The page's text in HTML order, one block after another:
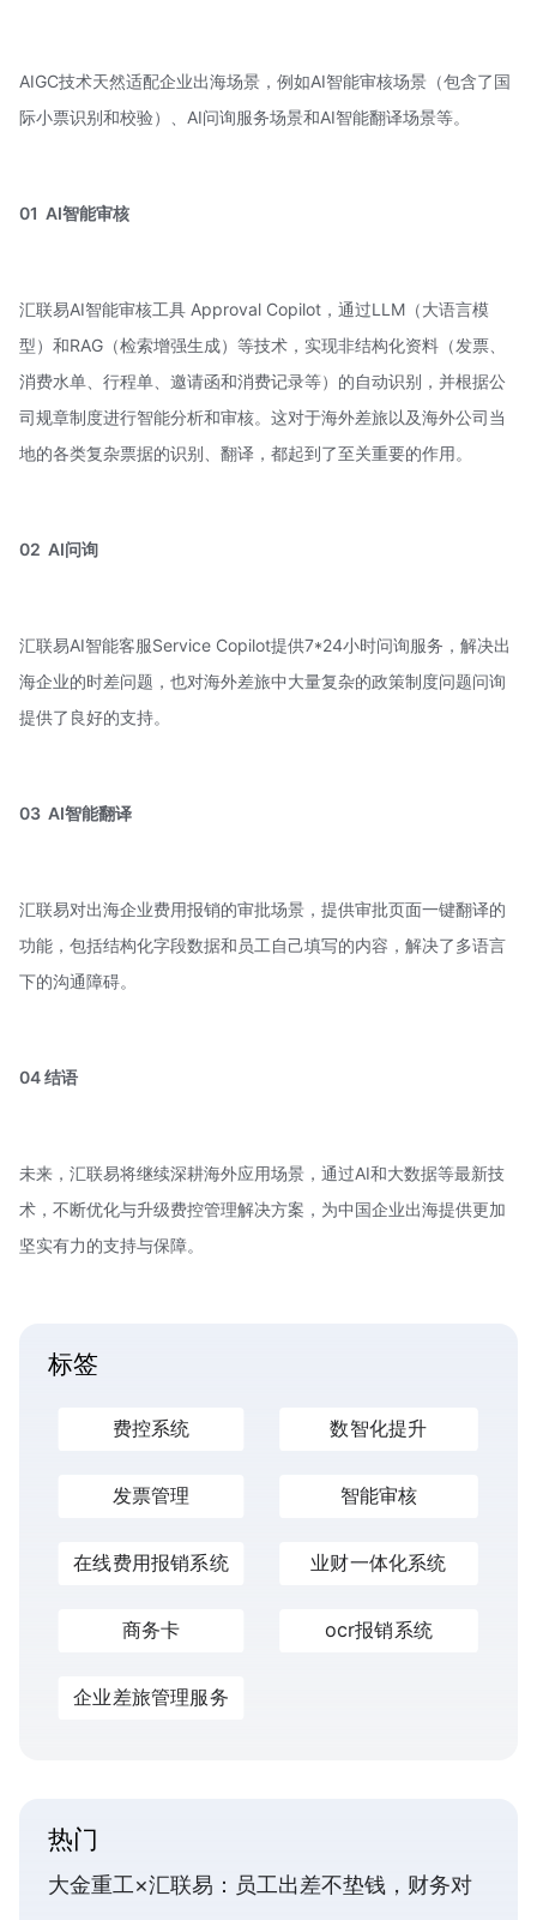
AIGC技术天然适配企业出海场景，例如AI智能审核场景（包含了国
际小票识别和校验）、AI问询服务场景和AI智能翻译场景等。
01 AI智能审核
汇联易AI智能审核工具 Approval Copilot，通过LLM（大语言模
型）和RAG（检索增强生成）等技术，实现非结构化资料（发票、
消费水单、行程单、邀请函和消费记录等）的自动识别，并根据公
司规章制度进行智能分析和审核。这对于海外差旅以及海外公司当
地的各类复杂票据的识别、翻译，都起到了至关重要的作用。
02 AI问询
汇联易AI智能客服Service Copilot提供7*24小时问询服务，解决出
海企业的时差问题，也对海外差旅中大量复杂的政策制度问题问询
提供了良好的支持。
03 AI智能翻译
汇联易对出海企业费用报销的审批场景，提供审批页面一键翻译的
功能，包括结构化字段数据和员工自己填写的内容，解决了多语言
下的沟通障碍。
04 结语
未来，汇联易将继续深耕海外应用场景，通过AI和大数据等最新技
术，不断优化与升级费控管理解决方案，为中国企业出海提供更加
坚实有力的支持与保障。
标签
费控系统 数智化提升
发票管理 智能审核
在线费用报销系统 业财一体化系统
商务卡 ocr报销系统
企业差旅管理服务
热门
大金重工×汇联易：员工出差不垫钱，财务对